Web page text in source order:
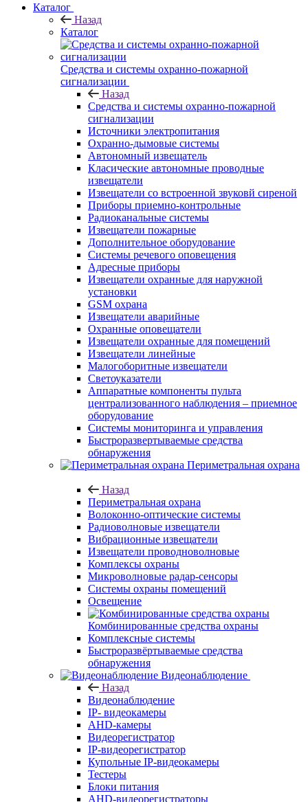
Каталог
Назад
Каталог
Средства и системы охранно-пожарной
сигнализации
Назад
Средства и системы охранно-пожарной
сигнализации
Источники электропитания
Охранно-дымовые системы
Автономный извещатель
Класические автономные проводные
извещатели
Извещатели со встроенной звуковй сиреной
Приборы приемно-контрольные
Радиоканальные системы
Извещатели пожарные
Дополнительное оборудование
Системы речевого оповещения
Адресные приборы
Извещатели охранные для наружной
установки
GSM охрана
Извещатели аварийные
Охранные оповещатели
Извещатели охранные для помещений
Извещатели линейные
Малогоборитные извещатели
Светоуказатели
Аппаратные компоненты пульта
централизованного наблюдения – приемное
оборудование
Системы мониторинга и управления
Быстроразвертываемые средства
обнаружения
Периметральная охрана
Назад
Периметральная охрана
Волоконно-оптические системы
Радиоволновые извещатели
Вибрационные извещатели
Извещатели проводноволновые
Комплексы охраны
Микроволновые радар-сенсоры
Системы охраны помещений
Освещение
Комбинированные средства охраны
Комплексные системы
Быстроразвёртываемые средства
обнаружения
Видеонаблюдение
Назад
Видеонаблюдение
IP- видеокамеры
AHD-камеры
Видеорегистратор
IP-видеорегистратор
Купольные IP-видеокамеры
Тестеры
Блоки питания
AHD-видеорегистраторы